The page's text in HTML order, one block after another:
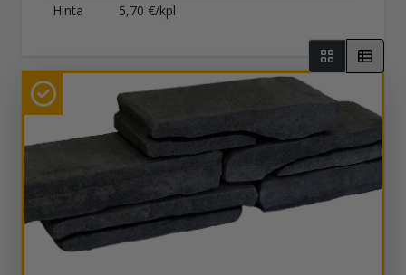
Hinta
5,70 €/kpl